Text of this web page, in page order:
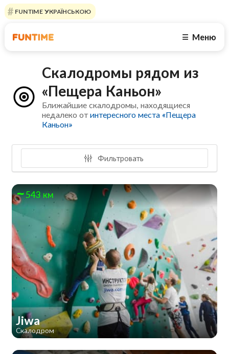
FUNTIME УКРАЇНСЬКОЮ
☰ Меню
Скалодромы рядом из
«Пещера Каньон»
Ближайшие скалодромы, находящиеся
недалеко отинтересного места «Пещера
Каньон»
Фильтровать
543 км
Jiwa
Скалодром